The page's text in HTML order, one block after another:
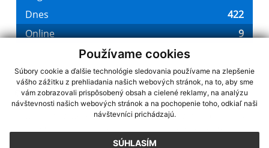
Používame cookies
Súbory cookie a ďalšie technológie sledovania používame na zlepšenie
vášho zážitku z prehliadania našich webových stránok, na to, aby sme
vám zobrazovali prispôsobený obsah a cielené reklamy, na analýzu
návštevnosti našich webových stránok a na pochopenie toho, odkiaľ naši
návštevníci prichádzajú.
SÚHLASÍM
využite možnosť získavania aktuálnych informácií s využitím RSS
CMS systém (redakčný) systém ECHELON 2,Mapa stránok,web portál
webex.digital, s.r.o.,domény,registrácia domény